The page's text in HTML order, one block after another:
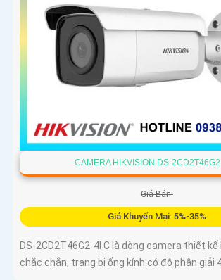
CAMERA HIKVISION DS-
Giá Bán:
Giá Khuyến Mại: 5%-35%
DS-2CD2T46G2-4I C là dòng camera thiết
chắc chắn, trang bị ống kính có độ phân giải